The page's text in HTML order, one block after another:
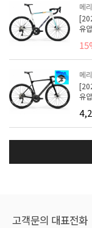
메
유
메
유
고객문의 대표전화